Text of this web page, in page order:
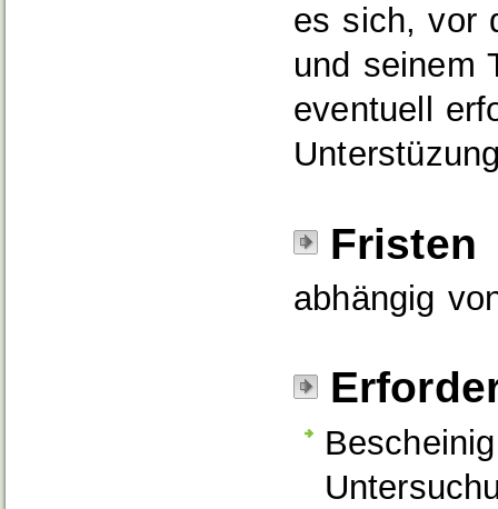
es sich, vor
und seinem
eventuell
Fristen
abhängig